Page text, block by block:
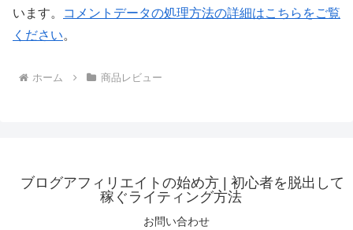
います。
コメントデータの処理方法の詳細はこちらをご覧
ください。
ホーム 商品レビュー
ブログアフィリエイトの始め方 | 初心者を脱出して
稼ぐライティング方法
お問い合わせ